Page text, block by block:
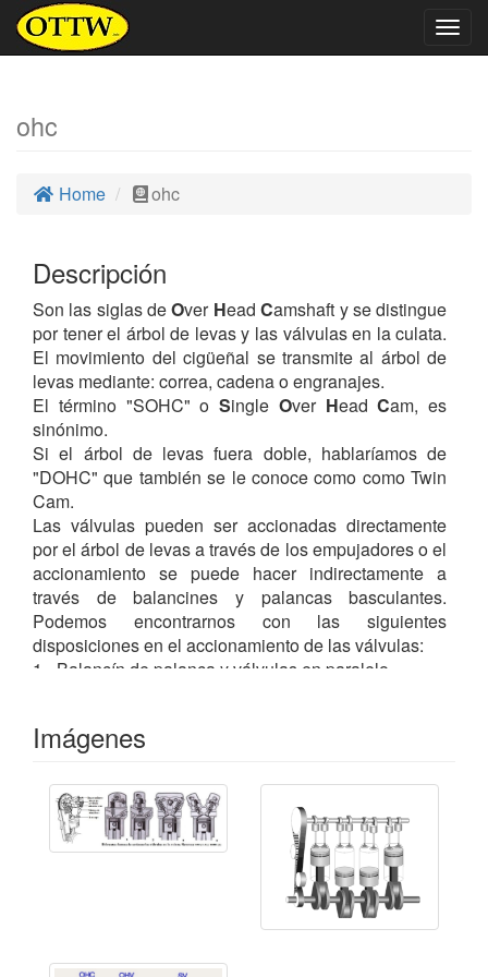
ohc
Home ohc
Descripción
Son las siglas deOver HeadCamshaft y se distingue
por tener el árbol de levas y las válvulas en la culata.
El movimiento del cigüeñal se transmite al árbol de
levas mediante: correa, cadena o engranajes.
El término "SOHC" oSingle Over HeadCam, es
sinónimo.
Si el árbol de levas fuera doble, hablaríamos de
"DOHC" que también se le conoce como como Twin
Cam.
Las válvulas pueden ser accionadas directamente
por el árbol de levas a través de los empujadores o el
accionamiento se puede hacer indirectamente a
través de balancines y palancas basculantes.
Podemos encontrarnos con las siguientes
disposiciones en el accionamiento de las válvulas:
1.- Balancín de palanca y válvulas en paralelo.
3.- Con balancines y con las válvulas colocadas en
denominar SOCH (Single OverHead Camshaf)
cuando accione 3 o 4 válvulas como ocurre en
algunos motores por ejemplo: la marca Honda
(VTEC) utiliza esta configuración.
4.- Doble árbol de levas, (Dohc), con las válvulas
colocadas en forma de "V". Es el accionamiento de
las válvulas preferido para la técnica del motor de 4 y
5 válvulas.
Imágenes